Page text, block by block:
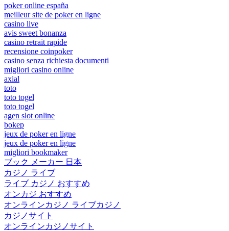
poker online españa
meilleur site de poker en ligne
casino live
avis sweet bonanza
casino retrait rapide
recensione coinpoker
casino senza richiesta documenti
migliori casino online
axial
toto
toto togel
toto togel
agen slot online
bokep
jeux de poker en ligne
jeux de poker en ligne
migliori bookmaker
ブック メーカー 日本
カジノ ライブ
ライブ カジノ おすすめ
オンカジ おすすめ
オンラインカジノ ライブカジノ
カジノサイト
オンラインカジノサイト